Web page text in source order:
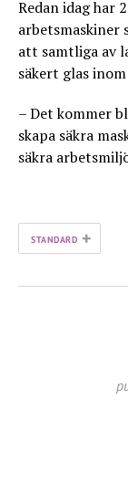
Redan idag har
arbetsmaskiner
att samtliga av
säkert glas
– Det kommer
skapa säkra
säkra
STANDARD +